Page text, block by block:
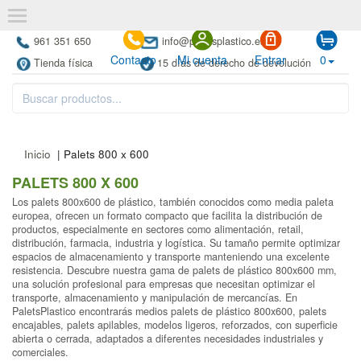
961 351 650
info@paletsplastico.es
Tienda física
15 días de derecho de devolución
Contacto Mi cuenta Entrar 0
Inicio | Palets 800 x 600
PALETS 800 X 600
Los palets 800x600 de plástico, también conocidos como media paleta
europea, ofrecen un formato compacto que facilita la distribución de
productos, especialmente en sectores como alimentación, retail,
distribución, farmacia, industria y logística. Su tamaño permite optimizar
espacios de almacenamiento y transporte manteniendo una excelente
resistencia. Descubre nuestra gama de palets de plástico 800x600 mm,
una solución profesional para empresas que necesitan optimizar el
transporte, almacenamiento y manipulación de mercancías. En
PaletsPlastico encontrarás medios palets de plástico 800x600, palets
encajables, palets apilables, modelos ligeros, reforzados, con superficie
abierta o cerrada, adaptados a diferentes necesidades industriales y
comerciales.